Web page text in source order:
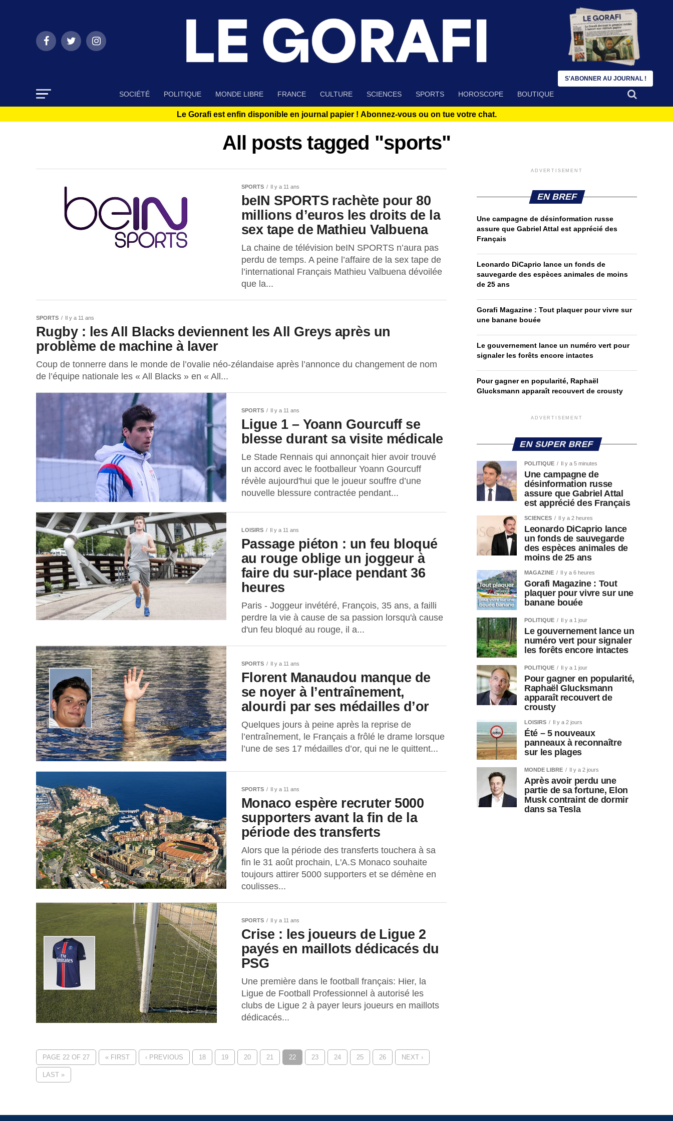
SOCIÉTÉ POLITIQUE MONDE LIBRE FRANCE CULTURE SCIENCES SPORTS HOROSCOPE BOUTIQUE
Le Gorafi est enfin disponible en journal papier ! Abonnez-vous ou on tue votre chat.
All posts tagged "sports"
SPORTS Il y a 11 ans
beIN SPORTS rachète pour 80
millions d’euros les droits de la
sex tape de Mathieu Valbuena
La chaine de télévision beIN SPORTS n’aura pas
perdu de temps. A peine l’affaire de la sex tape de
l’international Français Mathieu Valbuena dévoilée
que la...
SPORTS Il y a 11 ans
Rugby : les All Blacks deviennent les All Greys après un
problème de machine à laver
Coup de tonnerre dans le monde de l’ovalie néo-zélandaise après l’annonce du changement de nom
de l’équipe nationale les « All Blacks » en « All...
SPORTS Il y a 11 ans
Ligue 1 – Yoann Gourcuff se
blesse durant sa visite médicale
Le Stade Rennais qui annonçait hier avoir trouvé
un accord avec le footballeur Yoann Gourcuff
révèle aujourd'hui que le joueur souffre d’une
nouvelle blessure contractée pendant...
LOISIRS Il y a 11 ans
Passage piéton : un feu bloqué
au rouge oblige un joggeur à
faire du sur-place pendant 36
heures
Paris - Joggeur invétéré, François, 35 ans, a failli
perdre la vie à cause de sa passion lorsqu'à cause
d'un feu bloqué au rouge, il a...
SPORTS Il y a 11 ans
Florent Manaudou manque de
se noyer à l’entraînement,
alourdi par ses médailles d’or
Quelques jours à peine après la reprise de
l’entraînement, le Français a frôlé le drame lorsque
l’une de ses 17 médailles d’or, qui ne le quittent...
SPORTS Il y a 11 ans
Monaco espère recruter 5000
supporters avant la fin de la
période des transferts
Alors que la période des transferts touchera à sa
fin le 31 août prochain, L'A.S Monaco souhaite
toujours attirer 5000 supporters et se démène en
coulisses...
SPORTS Il y a 11 ans
Crise : les joueurs de Ligue 2
payés en maillots dédicacés du
PSG
Une première dans le football français: Hier, la
Ligue de Football Professionnel à autorisé les
clubs de Ligue 2 à payer leurs joueurs en maillots
dédicacés...
PAGE 22 OF 27 « FIRST ‹ PREVIOUS 18 19 20 21 22 23 24 25 26 NEXT ›
LAST »
ADVERTISEMENT
EN BREF
Une campagne de désinformation russe
assure que Gabriel Attal est apprécié des
Français
Leonardo DiCaprio lance un fonds de
sauvegarde des espèces animales de moins
de 25 ans
Gorafi Magazine : Tout plaquer pour vivre sur
une banane bouée
Le gouvernement lance un numéro vert pour
signaler les forêts encore intactes
Pour gagner en popularité, Raphaël
Glucksmann apparaît recouvert de crousty
ADVERTISEMENT
EN SUPER BREF
POLITIQUE Il y a 5 minutes
Une campagne de
désinformation russe
assure que Gabriel Attal
est apprécié des Français
SCIENCES Il y a 2 heures
Leonardo DiCaprio lance
un fonds de sauvegarde
des espèces animales de
moins de 25 ans
MAGAZINE Il y a 6 heures
Gorafi Magazine : Tout
plaquer pour vivre sur une
banane bouée
POLITIQUE Il y a 1 jour
Le gouvernement lance un
numéro vert pour signaler
les forêts encore intactes
POLITIQUE Il y a 1 jour
Pour gagner en popularité,
Raphaël Glucksmann
apparaît recouvert de
crousty
LOISIRS Il y a 2 jours
Été – 5 nouveaux
panneaux à reconnaître
sur les plages
MONDE LIBRE Il y a 2 jours
Après avoir perdu une
partie de sa fortune, Elon
Musk contraint de dormir
dans sa Tesla
S'ABONNER AU JOURNAL !